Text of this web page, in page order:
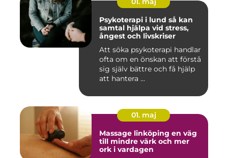
Psykoterapi i lund så kan
samtal hjälpa vid stress,
ångest och livskriser
Att söka psykoterapi handlar
ofta om en önskan att förstå
sig själv bättre och få hjälp
att hantera ...
01. maj
Massage linköping en väg
till mindre värk och mer
ork i vardagen